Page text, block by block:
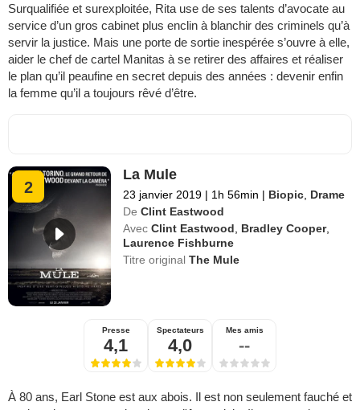
Surqualifiée et surexploitée, Rita use de ses talents d’avocate au
service d’un gros cabinet plus enclin à blanchir des criminels qu’à
servir la justice. Mais une porte de sortie inespérée s’ouvre à elle,
aider le chef de cartel Manitas à se retirer des affaires et réaliser
le plan qu’il peaufine en secret depuis des années : devenir enfin
la femme qu’il a toujours rêvé d’être.
2
La Mule
23 janvier 2019 | 1h 56min | Biopic Drame
De Clint Eastwood
Avec Clint Eastwood Bradley Cooper,
Laurence Fishburne
Titre originalThe Mule
Presse
4,1
Spectateurs
4,0
Mes amis
--
À 80 ans, Earl Stone est aux abois. Il est non seulement fauché et